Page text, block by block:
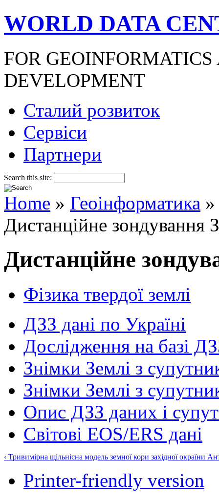
WORLD DATA
FOR
DEVELOPMENT
Сталий розвиток
Сервіси
Партнери
Search this site:
Home » Геоінформатика
Дистанційне зондування
Дистанційне
Фізика твердої землі
ДЗЗ дані по Україні
Дослідження на базі
Знімки Землі з
Знімки Землі з
Опис ДЗЗ даних і
Світові EOS/ERS дані
‹ Тривимірна щільнісна модель земної кори західної окраїни
Printer-friendly version